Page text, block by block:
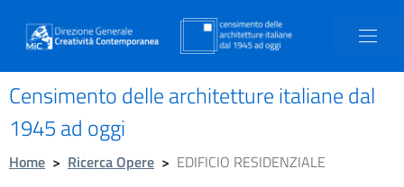
Censimento delle architetture italiane dal
1945 ad oggi
Home > Ricerca Opere > EDIFICIO RESIDENZIALE